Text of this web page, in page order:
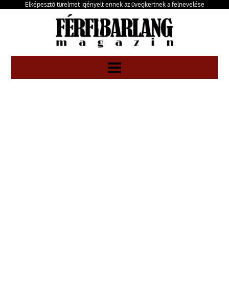
Elképesztő türelmet igényelt ennek az üvegkertnek a felnevelése